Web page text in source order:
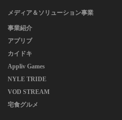
メディア＆ソリューション事業
事業紹介
アプリブ
カイドキ
Appliv Games
NYLE TRIDE
VOD STREAM
宅食グルメ